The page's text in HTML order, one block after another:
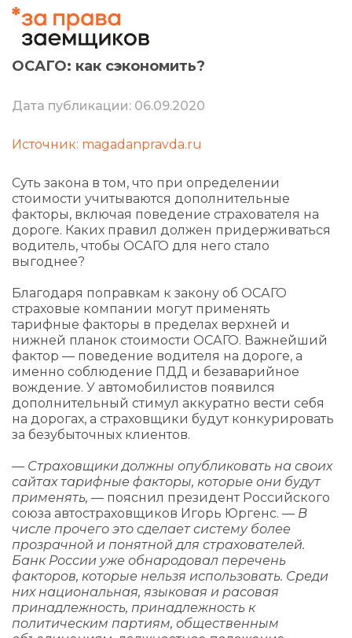
ОСАГО: как сэкономить?
Дата публикации: 06.09.2020
Источник: magadanpravda.ru
Суть закона в том, что при определении
стоимости учитываются дополнительные
факторы, включая поведение страхователя на
дороге. Каких правил должен придерживаться
водитель, чтобы ОСАГО для него стало
выгоднее?
Благодаря поправкам к закону об ОСАГО
страховые компании могут применять
тарифные факторы в пределах верхней и
нижней планок стоимости ОСАГО. Важнейший
фактор — поведение водителя на дороге, а
именно соблюдение ПДД и безаварийное
вождение. У автомобилистов появился
дополнительный стимул аккуратно вести себя
на дорогах, а страховщики будут конкурировать
за безубыточных клиентов.
— Страховщики должны опубликовать на своих
сайтах тарифные факторы, которые они будут
применять, — пояснил президент Российского
союза автостраховщиков Игорь Юргенс. — В
числе прочего это сделает систему более
прозрачной и понятной для страхователей.
Банк России уже обнародовал перечень
факторов, которые нельзя использовать. Среди
них национальная, языковая и расовая
принадлежность, принадлежность к
политическим партиям, общественным